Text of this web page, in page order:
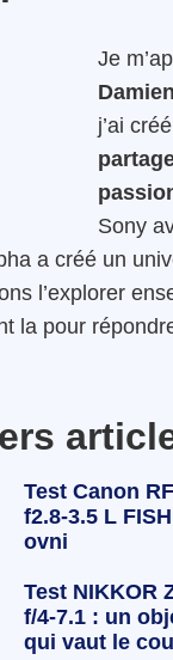
Je
j’ai
Sony
a créé un
l’explorer
la pour
Test Canon
f2.8-3.5 L
ovni
Test NIKKOR
f/4-7.1 : un
qui vaut le